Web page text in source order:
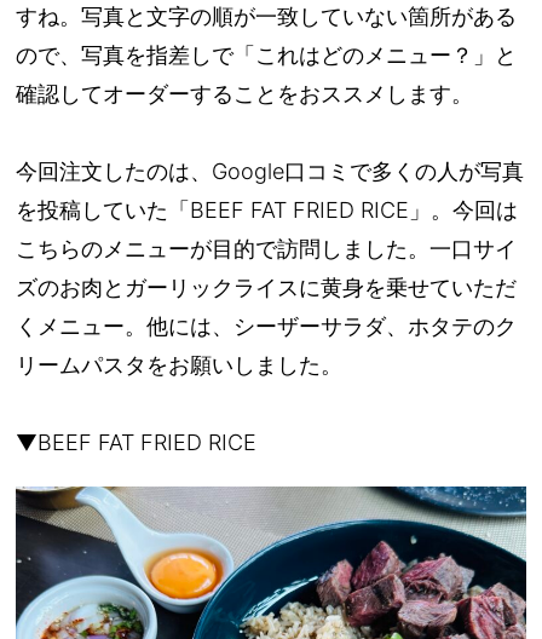
すね。写真と文字の順が一致していない箇所がある
ので、写真を指差しで「これはどのメニュー？」と
確認してオーダーすることをおススメします。
今回注文したのは、Google口コミで多くの人が写真
を投稿していた「BEEF FAT FRIED RICE」。今回は
こちらのメニューが目的で訪問しました。一口サイ
ズのお肉とガーリックライスに黄身を乗せていただ
くメニュー。他には、シーザーサラダ、ホタテのク
リームパスタをお願いしました。
▼BEEF FAT FRIED RICE